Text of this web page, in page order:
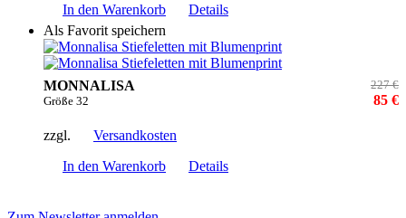
In den Warenkorb
Details
Als Favorit speichern
MONNALISA
Größe 32
227 €
85 €
zzgl.
Versandkosten
In den Warenkorb
Details